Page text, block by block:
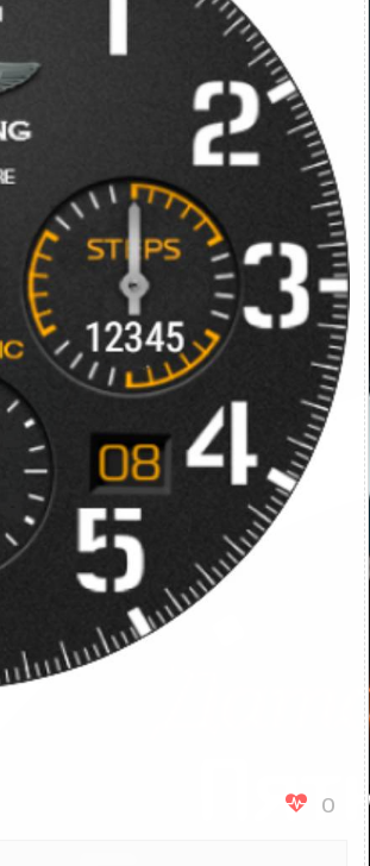
0